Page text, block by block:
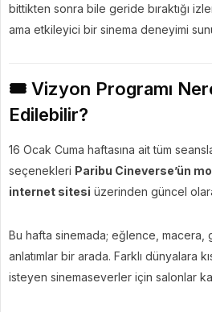
bittikten sonra bile geride bıraktığı
ama etkileyici bir sinema deneyimi
🎟️ Vizyon Programı
Edilebilir?
16 Ocak Cuma haftasına ait tüm
seçenekleri Paribu Cineverse’ün
internet sitesi üzerinden güncel
Bu hafta sinemada; eğlence, macera,
anlatımlar bir arada. Farklı dünyalara
isteyen sinemaseverler için salonlar